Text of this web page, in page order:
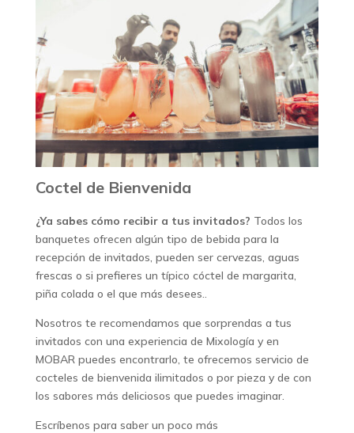
Coctel de Bienvenida
¿Ya sabes cómo recibir a tus invitados? Todos los
banquetes ofrecen algún tipo de bebida para la
recepción de invitados, pueden ser cervezas, aguas
frescas o si prefieres un típico cóctel de margarita,
piña colada o el que más desees..
Nosotros te recomendamos que sorprendas a tus
invitados con una experiencia de Mixología y en
MOBAR puedes encontrarlo, te ofrecemos servicio de
cocteles de bienvenida ilimitados o por pieza y de con
los sabores más deliciosos que puedes imaginar.
Escríbenos para saber un poco más